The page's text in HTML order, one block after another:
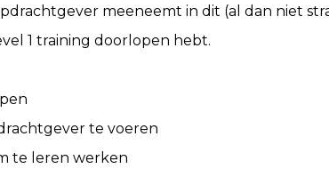
meeneemt in dit (al dan niet
1 training doorlopen hebt.
te voeren
te leren werken